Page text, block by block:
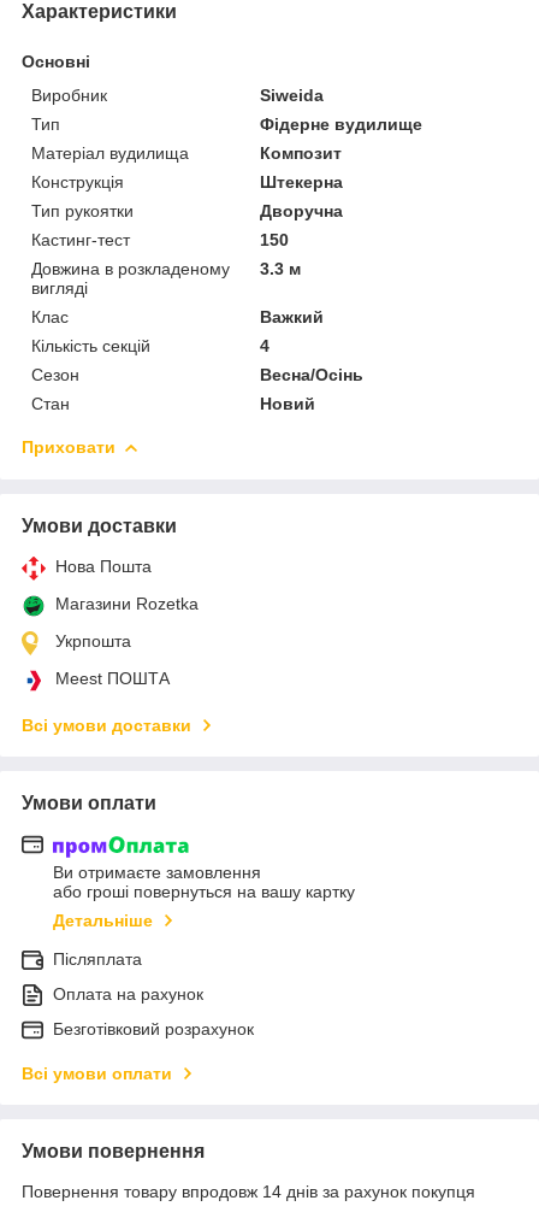
Характеристики
Основні
Виробник
Siweida
Тип
Фідерне вудилище
Матеріал вудилища
Композит
Конструкція
Штекерна
Тип рукоятки
Дворучна
Кастинг-тест
150
Довжина в розкладеному
вигляді
3.3 м
Клас
Важкий
Кількість секцій
4
Сезон
Весна/Осінь
Стан
Новий
Приховати
Умови доставки
Нова Пошта
Магазини Rozetka
Укрпошта
Meest ПОШТА
Всі умови доставки
Умови оплати
Ви отримаєте замовлення
або гроші повернуться на вашу картку
Детальніше
Післяплата
Оплата на рахунок
Безготівковий розрахунок
Всі умови оплати
Умови повернення
Повернення товару впродовж 14 днів за рахунок покупця